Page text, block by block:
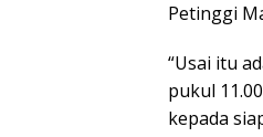
Petinggi
“Usai itu
pukul
kepada